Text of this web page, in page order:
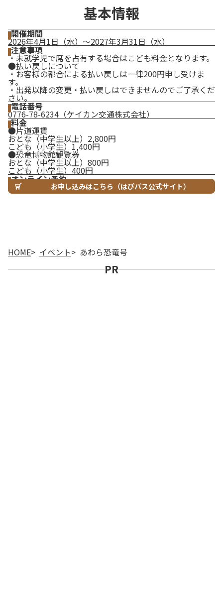
HOME イベント あわら恐竜号
基本情報
開催期間
2026年4月1日（水）～2027年3月31日（水）
注意事項
・未就学児で席を占有する場合はこども料金となります。
●払い戻しについて
・お客様の都合による払い戻しは一律200円申し受けま
す。
・出発以降の変更・払い戻しはできませんのでご了承くだ
さい。
電話番号
0776-78-6234（ケイカン交通株式会社）
料金
●片道運賃
おとな（中学生以上）2,800円
こども（小学生）1,400円
●恐竜博物館観覧券
おとな（中学生以上）800円
こども（小学生）400円
オンライン予約
お申し込みはこちら（はぴバス公式サイト）
PR